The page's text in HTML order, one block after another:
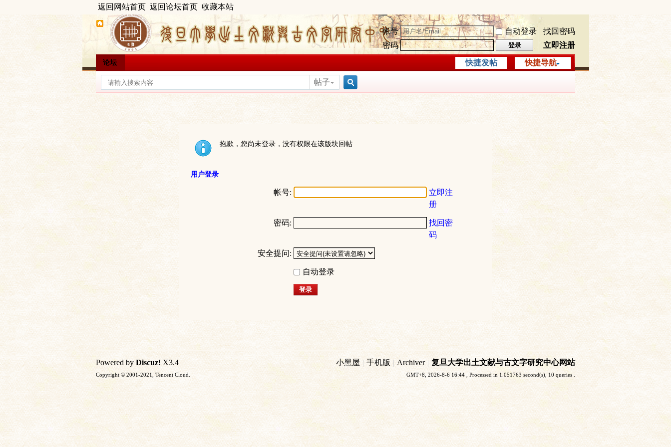
返回网站首页 返回论坛首页 收藏本站
帐号 自动登录
找回密码
密码
登录 立即注册
快捷导航
论坛 快捷发帖
帖子
索
抱歉，您尚未登录，没有权限在该版块回帖
用户登录
帐号:
立即注
册
密码:
找回密
码
安全提问:
自动登录
登录
小黑屋 | 手机版 | Archiver | 复旦大学出土文献与古文字研究中心网站
GMT+8, 2026-8-6 16:44 , Processed in 1.051763 second(s), 10 queries .
Powered by Discuz! X3.4
Copyright © 2001-2021, Tencent Cloud.